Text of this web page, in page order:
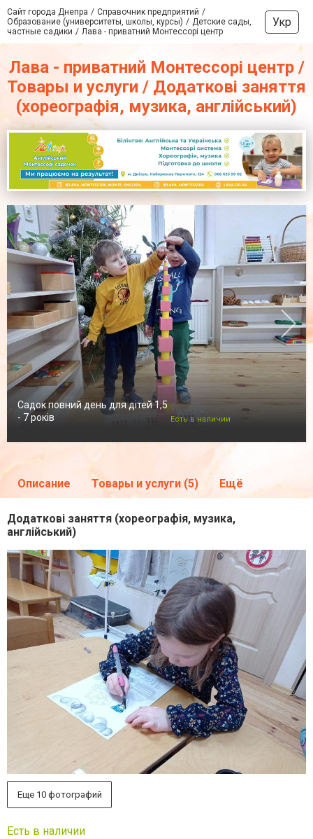
Сайт города Днепра
Справочник предприятий
Образование (университеты, школы, курсы)
Детские сады,
частные садики
Лава - приватний Монтессорі центр
Укр
Лава - приватний Монтессорі центр /
Товары и услуги / Додаткові заняття
(хореографія, музика, англійський)
Садок повний день для дітей 1,5
- 7 років
Есть в наличии
Описание Товары и услуги (5) Ещё
Додаткові заняття (хореографія, музика,
англійський)
Еще 10 фотографий
Есть в наличии